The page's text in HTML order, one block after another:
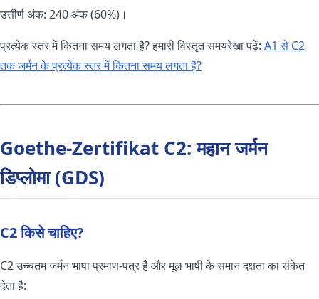
उत्तीर्ण अंक: 240 अंक (60%)।
प्रत्येक स्तर में कितना समय लगता है? हमारी विस्तृत समयरेखा पढ़ें: A1 से C2
तक जर्मन के प्रत्येक स्तर में कितना समय लगता है?
Goethe-Zertifikat C2: महान जर्मन
डिप्लोमा (GDS)
C2 किसे चाहिए?
C2 उच्चतम जर्मन भाषा प्रमाण-पत्र है और मूल भाषी के समान दक्षता का संकेत
देता है: